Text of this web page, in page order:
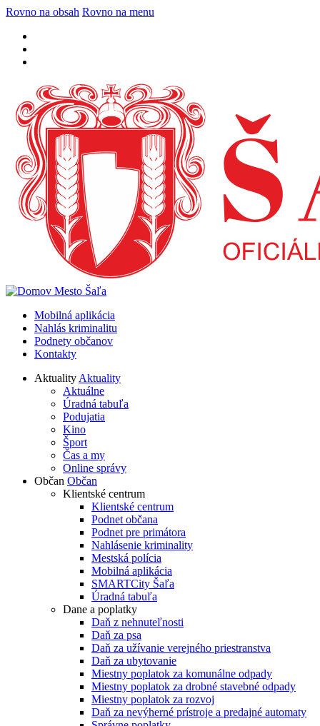
Rovno na obsah Rovno na menu
Mobilná aplikácia
Nahlás kriminalitu
Podnety občanov
Kontakty
AktualityAktuality
Aktuálne
Úradná tabuľa
Podujatia
Kino
Šport
Čas a my
Online správy
Občan Občan
Klientské centrum
Klientské centrum
Podnet občana
Podnet pre primátora
Nahlásenie kriminality
Mestská polícia
Mobilná aplikácia
SMARTCity Šaľa
Úradná tabuľa
Dane a poplatky
Daň z nehnuteľnosti
Daň za psa
Daň za užívanie verejného priestranstva
Daň za ubytovanie
Miestny poplatok za komunálne odpady
Miestny poplatok za drobné stavebné odpady
Miestny poplatok za rozvoj
Daň za nevýherné prístroje a predajné automaty